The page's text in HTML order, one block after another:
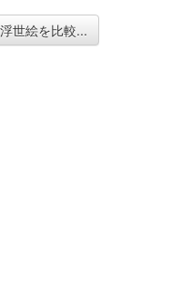
浮世絵を比較...